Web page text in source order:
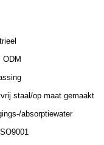
ODM
staal/op maat gemaakt
absorptiewater